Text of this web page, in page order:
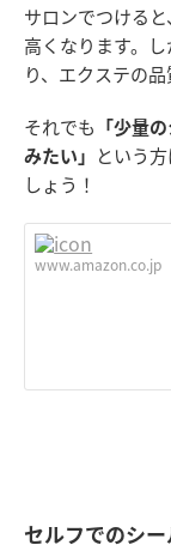
サロンでつける
高くなります。
り、エクステの品
それでも 「少量
みたい」 という
しょう！
www.amazon.co.jp
セルフでのシ